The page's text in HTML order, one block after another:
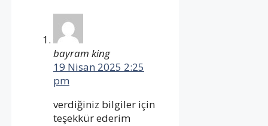
bayram king
19 Nisan 2025 2:25
pm
verdiğiniz bilgiler için
teşekkür ederim